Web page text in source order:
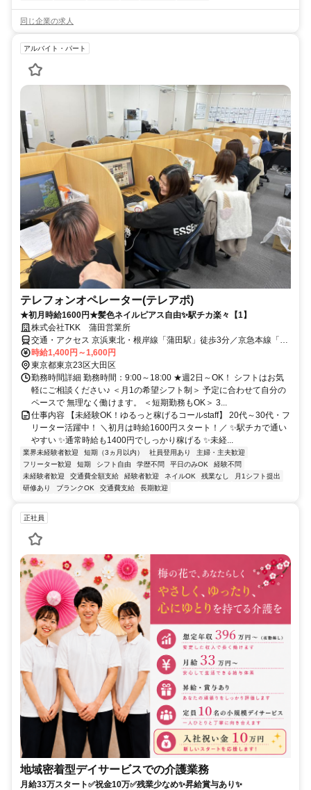
同じ企業の求人
アルバイト・パート
テレフォンオペレーター(テレアポ)
★初月時給1600円★髪色ネイルピアス自由✨駅チカ楽々【1】
株式会社TKK 蒲田営業所
交通・アクセス 京浜東北・根岸線「蒲田駅」徒歩3分／京急本線「京
急蒲田駅」徒歩7分
時給1,400円～1,600円
東京都東京23区大田区
勤務時間詳細 勤務時間：9:00～18:00 ★週2日～OK！ シフトはお気
軽にご相談ください♪ ＜月1の希望シフト制＞ 予定に合わせて自分の
ペースで 無理なく働けます。 ＜短期勤務もOK＞ 3...
仕事内容 【未経験OK！ゆるっと稼げるコールstaff】 20代～30代・フ
リーター活躍中！ ＼初月は時給1600円スタート！／ ✨駅チカで通い
やすい ✨通常時給も1400円でしっかり稼げる ✨未経...
業界未経験者歓迎 短期（3ヵ月以内） 社員登用あり
主婦・主夫歓迎
フリーター歓迎
短期 シフト自由 学歴不問 平日のみOK
経験不問
未経験者歓迎
交通費全額支給 経験者歓迎 ネイルOK 残業なし
月1シフト提出
研修あり
ブランクOK 交通費支給 長期歓迎
正社員
地域密着型デイサービスでの介護業務
月給33万スタート✅祝金10万✅残業少なめ✨昇給賞与あり✨